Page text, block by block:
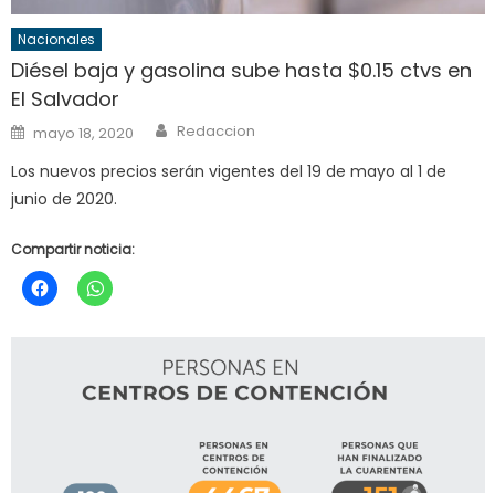
Nacionales
Diésel baja y gasolina sube hasta $0.15 ctvs en
El Salvador
Posted
on
mayo 18, 2020 Author
Redaccion
Los nuevos precios serán vigentes del 19 de mayo al 1 de
junio de 2020.
Compartir noticia: